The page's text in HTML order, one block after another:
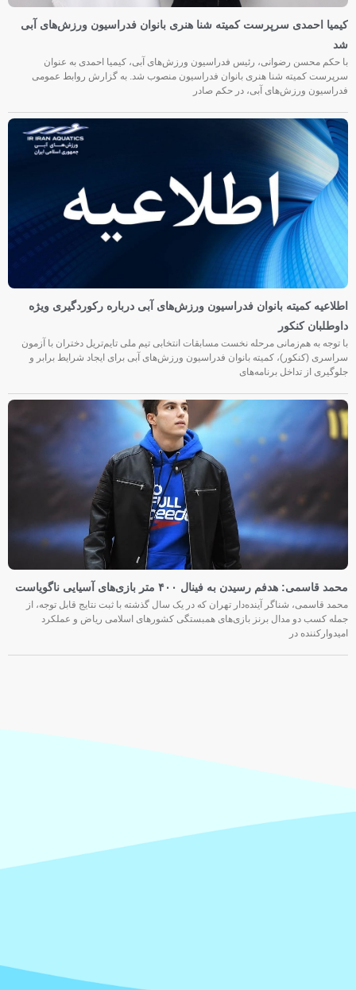
کیمیا احمدی سرپرست کمیته شنا هنری بانوان فدراسیون ورزش‌های آبی
شد
با حکم محسن رضوانی، رئیس فدراسیون ورزش‌های آبی، کیمیا احمدی به عنوان
سرپرست کمیته شنا هنری بانوان فدراسیون منصوب شد. به گزارش روابط عمومی
فدراسیون ورزش‌های آبی، در حکم صادر
اطلاعیه کمیته بانوان فدراسیون ورزش‌های آبی درباره رکوردگیری ویژه
داوطلبان کنکور
با توجه به هم‌زمانی مرحله نخست مسابقات انتخابی تیم ملی تایم‌تریل دختران با آزمون
سراسری (کنکور)، کمیته بانوان فدراسیون ورزش‌های آبی برای ایجاد شرایط برابر و
جلوگیری از تداخل برنامه‌های
محمد قاسمی: هدفم رسیدن به فینال ۴۰۰ متر بازی‌های آسیایی ناگویاست
محمد قاسمی، شناگر آینده‌دار تهران که در یک سال گذشته با ثبت نتایج قابل توجه، از
جمله کسب دو مدال برنز بازی‌های همبستگی کشورهای اسلامی ریاض و عملکرد
امیدوارکننده در